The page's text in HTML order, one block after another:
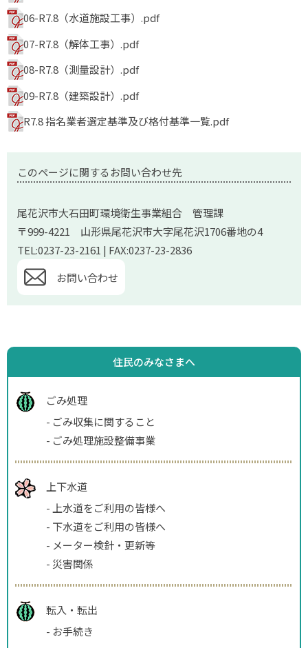
06-R7.8（水道施設工事）.pdf
07-R7.8（解体工事）.pdf
08-R7.8（測量設計）.pdf
09-R7.8（建築設計）.pdf
R7.8 指名業者選定基準及び格付基準一覧.pdf
このページに関するお問い合わせ先
尾花沢市大石田町環境衛生事業組合 管理課
〒999-4221 山形県尾花沢市大字尾花沢1706番地の4
TEL:0237-23-2161 | FAX:0237-23-2836
お問い合わせ
住民のみなさまへ
ごみ処理
- ごみ収集に関すること
- ごみ処理施設整備事業
上下水道
- 上水道をご利用の皆様へ
- 下水道をご利用の皆様へ
- メーター検針・更新等
- 災害関係
転入・転出
- お手続き